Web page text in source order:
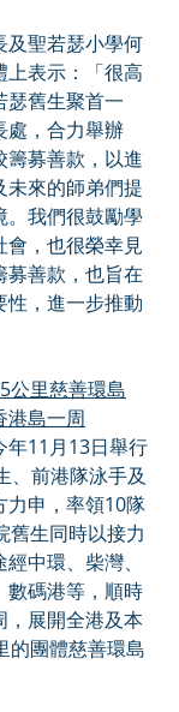
及聖若瑟小學何
上表示：「很高
瑟舊生聚首一
處，合力舉辦
籌募善款，以進
未來的師弟們提
。我們很鼓勵學
會，也很榮幸見
募善款，也旨在
性，進一步推動
公里慈善環島
港島一周
年11月13日舉行
、前港隊泳手及
力申，率領10隊
舊生同時以接力
中環、柴灣、
數碼港等，順時
，展開全港及本
的團體慈善環島